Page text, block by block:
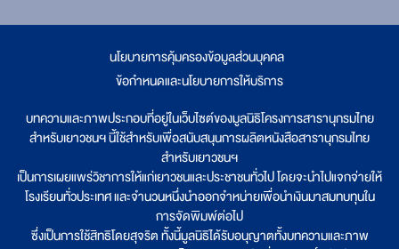
นโยบายการคุ้มครองข้อมูลส่วนบุคคล
ข้อกำหนดและนโยบายการให้บริการ
บทความและภาพประกอบที่อยู่ในเว็บไซต์ของมูลนิธิโครงการสารานุกรมไทย
สำหรับเยาวชนฯ นี้ใช้สำหรับเพื่อสนับสนุนการผลิตหนังสือสารานุกรมไทย
สำหรับเยาวชนฯ
เป็นการเผยแพร่วิชาการให้แก่เยาวชนและประชาชนทั่วไป โดยจะนำไปแจกจ่ายให้
โรงเรียนทั่วประเทศ และจำนวนหนึ่งนำออกจำหน่ายเพื่อนำเงินมาสมทบทุนใน
การจัดพิมพ์ต่อไป
ซึ่งเป็นการใช้สิทธิโดยสุจริต ทั้งนี้มูลนิธิได้รับอนุญาตทั้งบทความและภาพ